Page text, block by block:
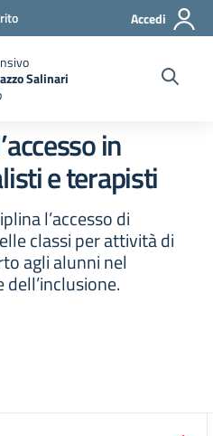
Accedi
Salinari
in
e terapisti
l’accesso di
classi per attività di
agli alunni nel